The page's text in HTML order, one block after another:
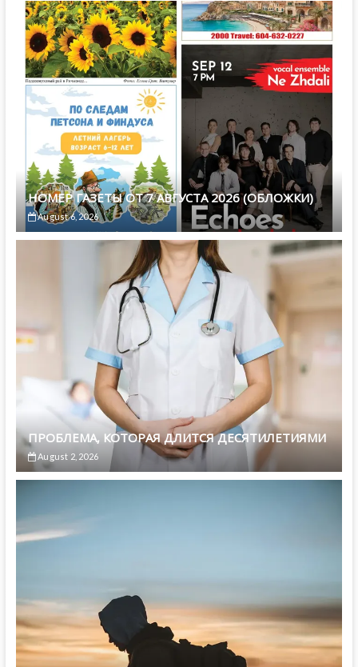
НОМЕР ГАЗЕТЫ ОТ 7 АВГУСТА 2026 (ОБЛОЖКИ)
August 6, 2026
ПРОБЛЕМА, КОТОРАЯ ДЛИТСЯ ДЕСЯТИЛЕТИЯМИ
August 2, 2026